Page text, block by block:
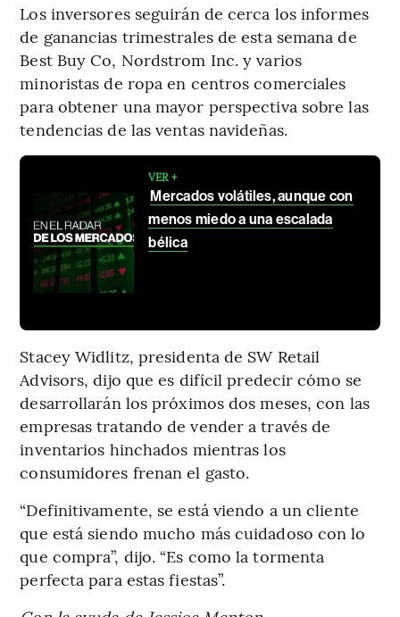
Los inversores seguirán de cerca los informes
de ganancias trimestrales de esta semana de
Best Buy Co, Nordstrom Inc. y varios
minoristas de ropa en centros comerciales
para obtener una mayor perspectiva sobre las
tendencias de las ventas navideñas.
VER +
Mercados volátiles, aunque con
menos miedo a una escalada
bélica
Stacey Widlitz, presidenta de SW Retail
Advisors, dijo que es difícil predecir cómo se
desarrollarán los próximos dos meses, con las
empresas tratando de vender a través de
inventarios hinchados mientras los
consumidores frenan el gasto.
“Definitivamente, se está viendo a un cliente
que está siendo mucho más cuidadoso con lo
que compra”, dijo. “Es como la tormenta
perfecta para estas fiestas”.